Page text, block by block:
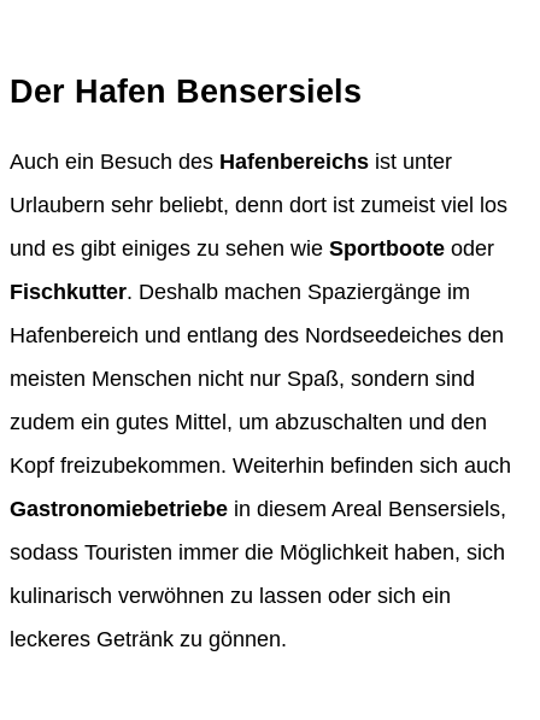
Der Hafen Bensersiels
Auch ein Besuch des Hafenbereichs ist unter
Urlaubern sehr beliebt, denn dort ist zumeist viel los
und es gibt einiges zu sehen wie Sportboote oder
Fischkutter. Deshalb machen Spaziergänge im
Hafenbereich und entlang des Nordseedeiches den
meisten Menschen nicht nur Spaß, sondern sind
zudem ein gutes Mittel, um abzuschalten und den
Kopf freizubekommen. Weiterhin befinden sich auch
Gastronomiebetriebe in diesem Areal Bensersiels,
sodass Touristen immer die Möglichkeit haben, sich
kulinarisch verwöhnen zu lassen oder sich ein
leckeres Getränk zu gönnen.